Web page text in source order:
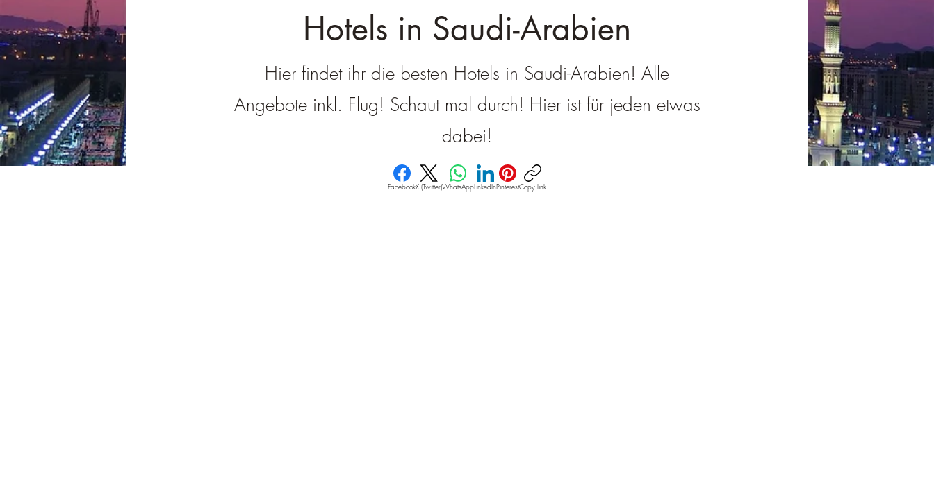
Hotels in Saudi-Arabien
Hier findet ihr die besten Hotels in Saudi-Arabien! Alle
Angebote inkl. Flug! Schaut mal durch! Hier ist für jeden etwas
dabei!
FacebookX (Twitter)WhatsAppLinkedInPinterestCopy link